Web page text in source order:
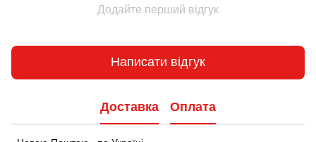
Додайте перший відгук
Написати відгук
Доставка Оплата